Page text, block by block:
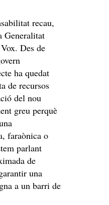
recau,
Generalitat
Des de
ha quedat
de recursos
del nou
greu perquè
faraònica o
parlant
de
una
a un barri de